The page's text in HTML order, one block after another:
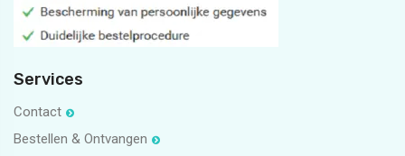
Services
Contact
Bestellen & Ontvangen